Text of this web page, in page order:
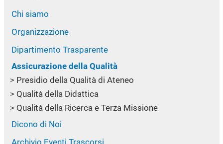
Chi siamo
Organizzazione
Dipartimento Trasparente
Assicurazione della Qualità
Presidio della Qualità di Ateneo
Qualità della Didattica
Qualità della Ricerca e Terza Missione
Dicono di Noi
Archivio Eventi Trascorsi